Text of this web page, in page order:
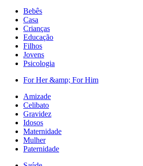
Bebês
Casa
Crianças
Educação
Filhos
Jovens
Psicologia
For Her &amp; For Him
Amizade
Celibato
Gravidez
Idosos
Maternidade
Mulher
Paternidade